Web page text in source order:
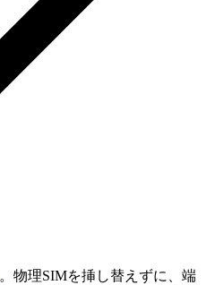
。物理SIMを挿し替えずに、端